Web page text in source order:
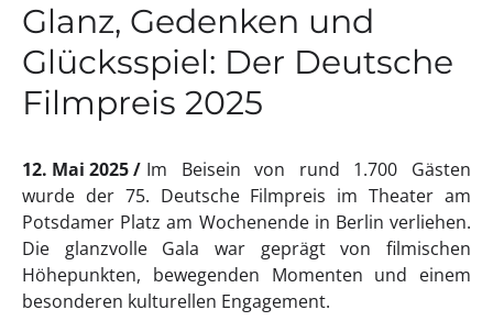
Glanz, Gedenken und
Glücksspiel: Der Deutsche
Filmpreis 2025
12. Mai 2025
Im Beisein von rund 1.700 Gästen
wurde der 75. Deutsche Filmpreis im Theater am
Potsdamer Platz am Wochenende in Berlin verliehen.
Die glanzvolle Gala war geprägt von filmischen
Höhepunkten, bewegenden Momenten und einem
besonderen kulturellen Engagement.